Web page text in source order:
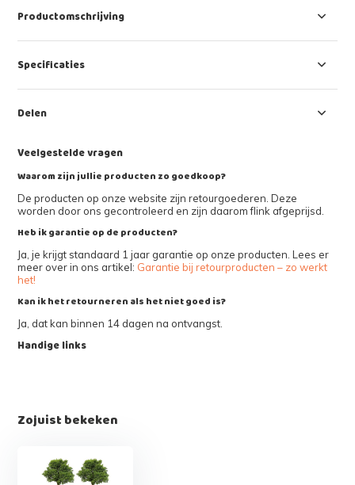
Productomschrijving
Specificaties
Delen
Veelgestelde vragen
Waarom zijn jullie producten zo goedkoop?
De producten op onze website zijn retourgoederen. Deze
worden door ons gecontroleerd en zijn daarom flink afgeprijsd.
Heb ik garantie op de producten?
Ja, je krijgt standaard 1 jaar garantie op onze producten. Lees er
meer over in ons artikel: Garantie bij retourproducten – zo werkt
het!
Kan ik het retourneren als het niet goed is?
Ja, dat kan binnen 14 dagen na ontvangst.
Handige links
Zojuist bekeken